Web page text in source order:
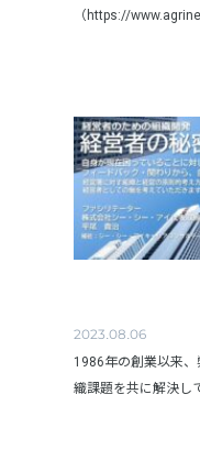
（https://
2023.08.06
1986年の創業以来
織課題を共に解決し